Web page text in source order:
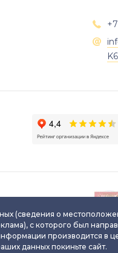


изделия
(сведения о
с которого был
производится в
данных покиньте сайт.